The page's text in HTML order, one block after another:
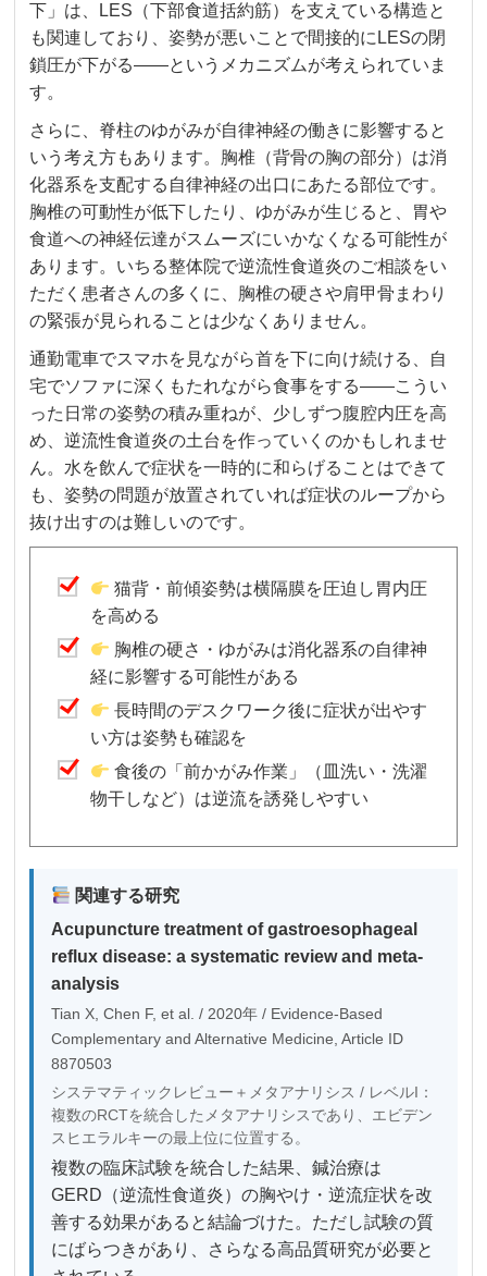
下」は、LES（下部食道括約筋）を支えている構造と
も関連しており、姿勢が悪いことで間接的にLESの閉
鎖圧が下がる——というメカニズムが考えられていま
す。
さらに、脊柱のゆがみが自律神経の働きに影響すると
いう考え方もあります。胸椎（背骨の胸の部分）は消
化器系を支配する自律神経の出口にあたる部位です。
胸椎の可動性が低下したり、ゆがみが生じると、胃や
食道への神経伝達がスムーズにいかなくなる可能性が
あります。いちる整体院で逆流性食道炎のご相談をい
ただく患者さんの多くに、胸椎の硬さや肩甲骨まわり
の緊張が見られることは少なくありません。
通勤電車でスマホを見ながら首を下に向け続ける、自
宅でソファに深くもたれながら食事をする——こうい
った日常の姿勢の積み重ねが、少しずつ腹腔内圧を高
め、逆流性食道炎の土台を作っていくのかもしれませ
ん。水を飲んで症状を一時的に和らげることはできて
も、姿勢の問題が放置されていれば症状のループから
抜け出すのは難しいのです。
猫背・前傾姿勢は横隔膜を圧迫し胃内圧
を高める
胸椎の硬さ・ゆがみは消化器系の自律神
経に影響する可能性がある
長時間のデスクワーク後に症状が出やす
い方は姿勢も確認を
食後の「前かがみ作業」（皿洗い・洗濯
物干しなど）は逆流を誘発しやすい
関連する研究
Acupuncture treatment of gastroesophageal
reflux disease: a systematic review and meta-
analysis
Tian X, Chen F, et al. / 2020年 / Evidence-Based
Complementary and Alternative Medicine, Article ID
8870503
システマティックレビュー＋メタアナリシス / レベルI：
複数のRCTを統合したメタアナリシスであり、エビデン
スヒエラルキーの最上位に位置する。
複数の臨床試験を統合した結果、鍼治療は
GERD（逆流性食道炎）の胸やけ・逆流症状を改
善する効果があると結論づけた。ただし試験の質
にばらつきがあり、さらなる高品質研究が必要と